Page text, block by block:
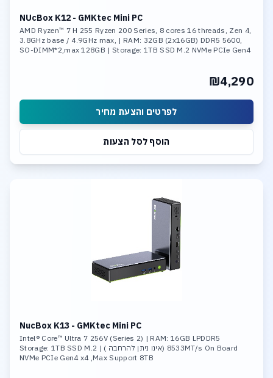
NUcBox K12 - GMKtec Mini PC
AMD Ryzen™ 7 H 255 Ryzen 200 Series, 8 cores 16 threads, Zen 4,
3.8GHz base / 4.9GHz max, | RAM: 32GB (2x16GB) DDR5 5600,
SO-DIMM*2,max 128GB | Storage: 1TB SSD M.2 NVMe PCIe Gen4
₪4,290
לפרטים והצעת מחיר
הוסף לסל הצעות
NucBox K13 - GMKtec Mini PC
Intel® Core™ Ultra 7 256V (Series 2) | RAM: 16GB LPDDR5
8533MT/s On Board (אינו ניתן להרחבה ) | Storage: 1TB SSD M.2
NVMe PCIe Gen4 x4 ,Max Support 8TB